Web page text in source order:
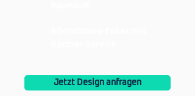
Jetzt Design anfragen